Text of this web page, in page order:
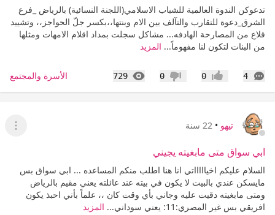
تدعوكن الندوة العالمية للشباب الاسلامي(اللجنة النسائية) بالرياض _فرع
الشرق_دعوة للتقارب والتآلف بين الام وبنتها،،بكسر جلّ الحواجز،، وتشييد
قلاع من المصارحة الهادفه... مشاكل سجلت بمداد اقلام الامهات ومثلها
من البنات لتكون لنا مفهوماً... المزيد
4
التعليقات إعجاب0 عدم إعجاب
0
729
المشاهدات الأسرة والمجتمع
تيهو • 22 سنة
عرض
ابي سواق متى مابغيته يجيني
السلام عليكم اخياااااتي انا هنا اطلب منكم المساعده ... ابي سواق بس
مايسكن عندي بالبيت لا يكون في بيته عند عائلته يعني مقيم بالرياض
ومتى مابغيته دقيت عليه وجاني بأي وقت كان ،، علماً بأني احبذ يكون
افريقي بس غير المصري:11: يعني سوداني...
المزيد